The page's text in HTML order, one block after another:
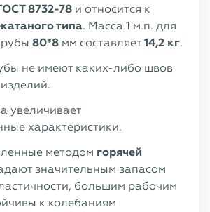
8732-78 и относится к
типа. Масса 1 м.п. для
80*8 мм составляет14,2 кг.
не имеют каких-либо швов
увеличивает
характеристики.
методом горячей
значительным запасом
большим рабочим
к колебаниям